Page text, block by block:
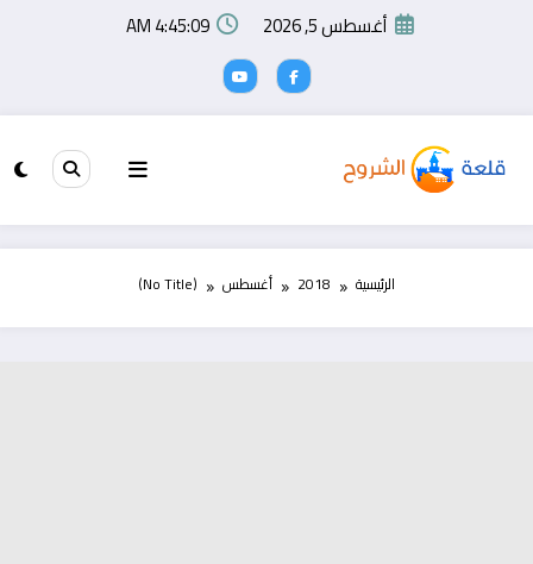
أغسطس 5, 2026 4:45:10 AM
الرئيسية 2018 أغسطس (No Title)